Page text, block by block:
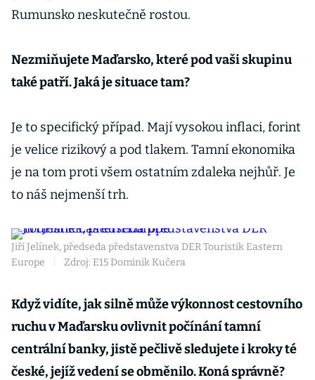
Rumunsko neskutečně rostou.
Nezmiňujete Maďarsko, které pod vaši skupinu
také patří. Jaká je situace tam?
Je to specifický případ. Mají vysokou inflaci, forint
je velice rizikový a pod tlakem. Tamní ekonomika
je na tom proti všem ostatním zdaleka nejhůř. Je
to náš nejmenší trh.
Jiří Jelínek, předseda představenstva DER Touristik Eastern
Europe
Zdroj: E15 Dominik Kučera
Když vidíte, jak silně může výkonnost cestovního
ruchu v Maďarsku ovlivnit počínání tamní
centrální banky, jistě pečlivě sledujete i kroky té
české, jejíž vedení se obměnilo. Koná správně?